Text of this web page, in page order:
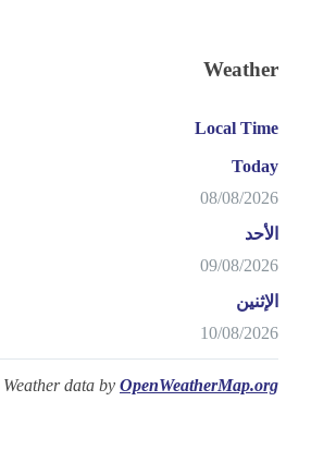
Weather
Local Time
Today
08/08/2026
الأحد
09/08/2026
الإثنين
10/08/2026
Weather data by OpenWeatherMap.org